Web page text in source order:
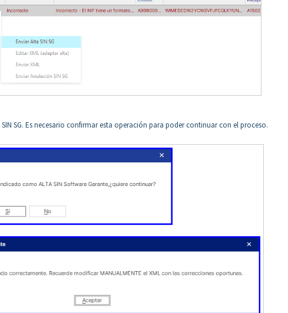
SG. Es necesario confirmar esta operación para poder continuar con el proceso.